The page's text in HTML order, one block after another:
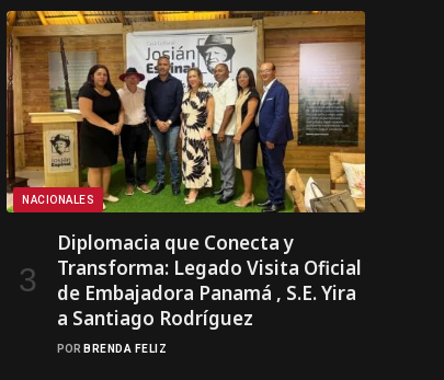
NACIONALES
Diplomacia que Conecta y
Transforma: Legado Visita Oficial
de Embajadora Panamá , S.E. Yira
a Santiago Rodríguez
POR BRENDA FELIZ